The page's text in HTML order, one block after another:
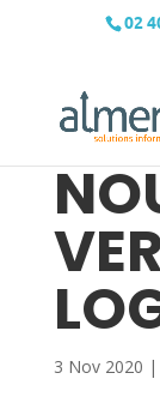
02
3 Nov 2020 |